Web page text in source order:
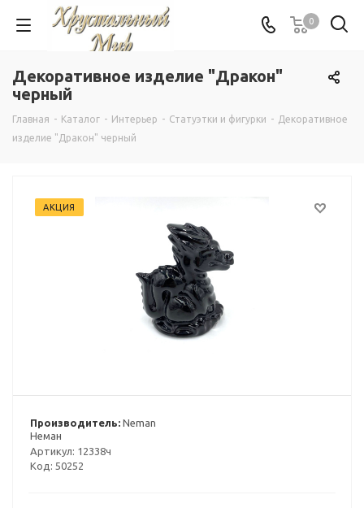
0
Декоративное изделие "Дракон"
черный
Главная - Каталог - Интерьер - Статуэтки и фигурки - Декоративное
изделие "Дракон" черный
АКЦИЯ
Производитель: Neman
Неман
Артикул: 12338ч
Код: 50252